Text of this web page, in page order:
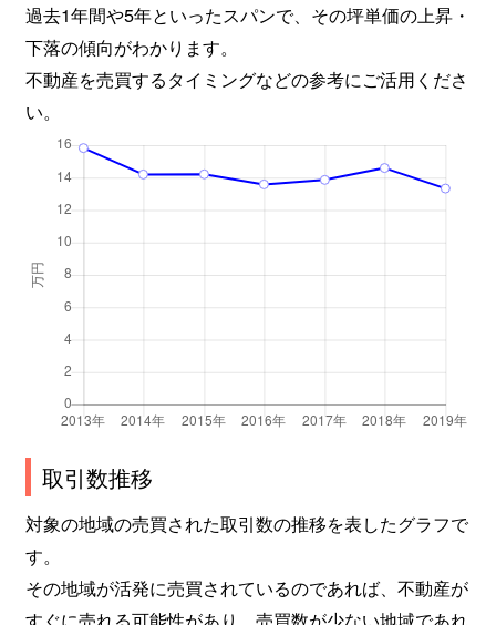
過去1年間や5年といったスパンで、その坪単価の上昇・
下落の傾向がわかります。
不動産を売買するタイミングなどの参考にご活用くださ
い。
取引数推移
対象の地域の売買された取引数の推移を表したグラフで
す。
その地域が活発に売買されているのであれば、不動産が